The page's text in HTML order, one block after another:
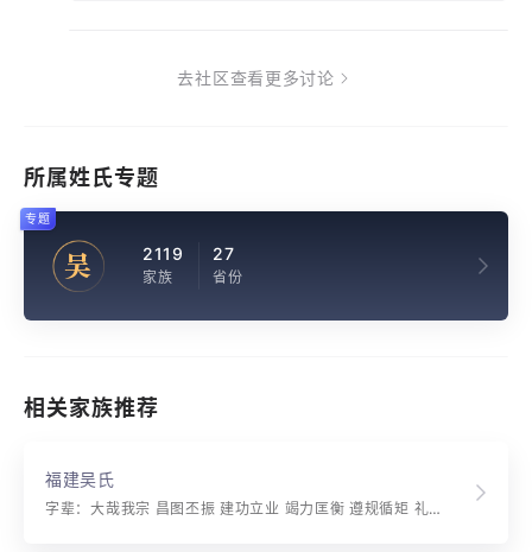
去社区查看更多讨论
所属姓氏专题
吴 2119
家族
27
省份
专题
相关家族推荐
福建吴氏
字辈：大哉我宗 昌图丕振 建功立业 竭力匡衡 遵规循矩 礼义廉节 制度考文 称先则昔 忠良发着 孝顺并行 永为世守 垂裕后昆